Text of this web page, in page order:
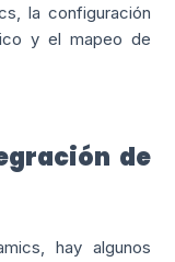
la configuración
y el mapeo de
de
hay algunos